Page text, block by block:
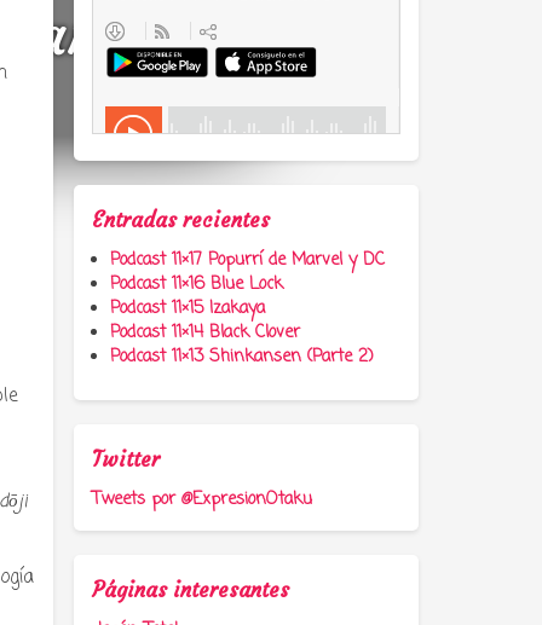
anime y
Entradas recientes
Podcast 11×17 Popurrí de Marvel y DC
Podcast 11×16 Blue Lock
Podcast 11×15 Izakaya
Podcast 11×14 Black Clover
Podcast 11×13 Shinkansen (Parte 2)
Twitter
Tweets por @ExpresionOtaku
Páginas interesantes